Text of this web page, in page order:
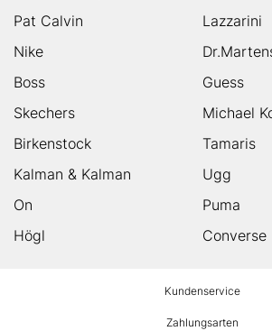
Pat Calvin
Lazzarini
Nike
Boss
Guess
Skechers
Michael
Birkenstock
Tamaris
Kalman & Kalman
Ugg
On
Puma
Högl
Converse
Kundenservice
Zahlungsarten